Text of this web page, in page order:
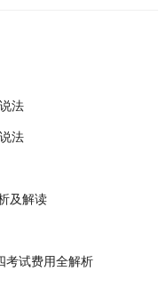
法
法
及解读
考试费用全解析